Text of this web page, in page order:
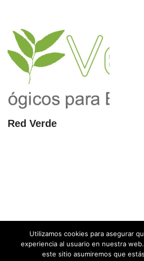
Red Verde
Utilizamos cookies para asegurar
experiencia al usuario en nuestra
este sitio asumiremos que